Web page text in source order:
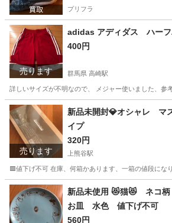
プリフラ
売ります
adidas アディダス ハ
400円
群馬県 高崎駅
詳しいサイズが不明なので、 メジャー使いました、参
群馬 高崎市 高崎駅 その他 ハーフパ
売ります
新品未開封💎オシャレ マ
イプ
320円
上熊谷駅
🟥値下げ不可 在庫、何箱かあります、一箱の値段に
埼玉 熊谷市 上熊谷駅 その他 マスク
新品未使用 😻猫😻 ネコ
お皿 水色 値下げ不可
560円